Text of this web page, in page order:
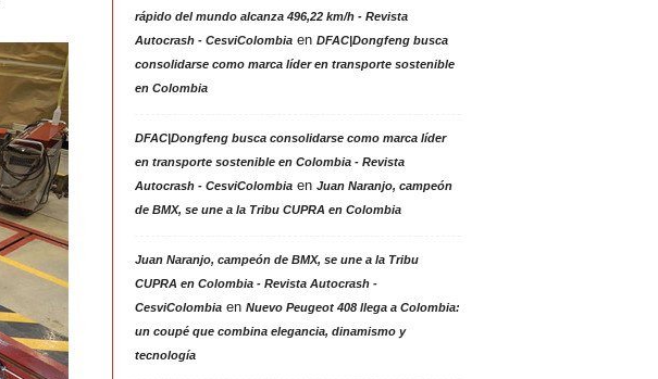
rápido del mundo alcanza 496,22 km/h - Revista
Autocrash - CesviColombiaen DFAC|Dongfeng busca
consolidarse como marca líder en transporte sostenible
en Colombia
DFAC|Dongfeng busca consolidarse como marca líder
en transporte sostenible en Colombia - Revista
Autocrash - CesviColombiaen Juan Naranjo, campeón
de BMX, se une a la Tribu CUPRA en Colombia
Juan Naranjo, campeón de BMX, se une a la Tribu
CUPRA en Colombia - Revista Autocrash -
CesviColombiaen Nuevo Peugeot 408 llega a Colombia:
un coupé que combina elegancia, dinamismo y
tecnología